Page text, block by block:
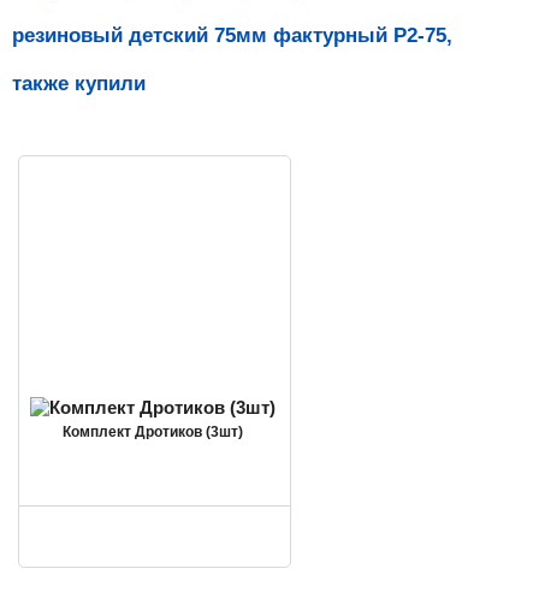
резиновый детский 75мм фактурный Р2-75,
также купили
Комплект Дротиков (3шт)